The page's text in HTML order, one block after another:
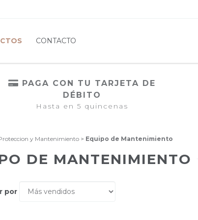
CONTACTO
PAGA CON TU TARJETA DE
DÉBITO
Hasta en 5 quincenas
y Mantenimiento > Equipo de Mantenimiento
DE MANTENIMIENTO
por